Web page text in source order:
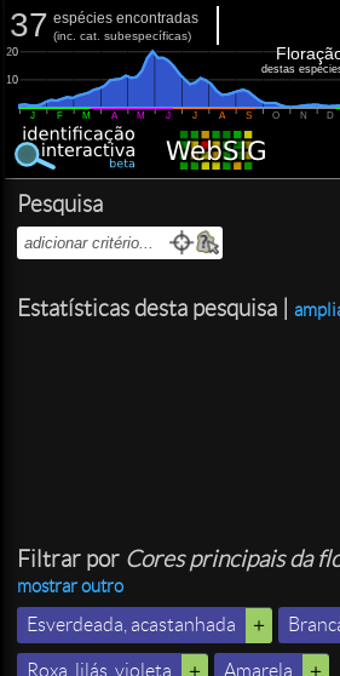
37 espécies encontradas
(inc. cat. subespecíficas)
10
20
J F M A M J J A S O N D
destas
Pesquisa
Estatísticas desta pesquisa |
Filtrar por Cores principais da
mostrar outro
Esverdeada, acastanhada
Roxa, lilás, violeta Amarela